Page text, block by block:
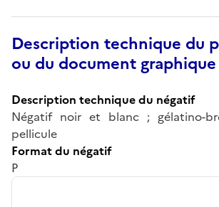
Description technique du
ou du document graphique
Description technique du négatif
Négatif noir et blanc ; gélatino-
pellicule
Format du négatif
P